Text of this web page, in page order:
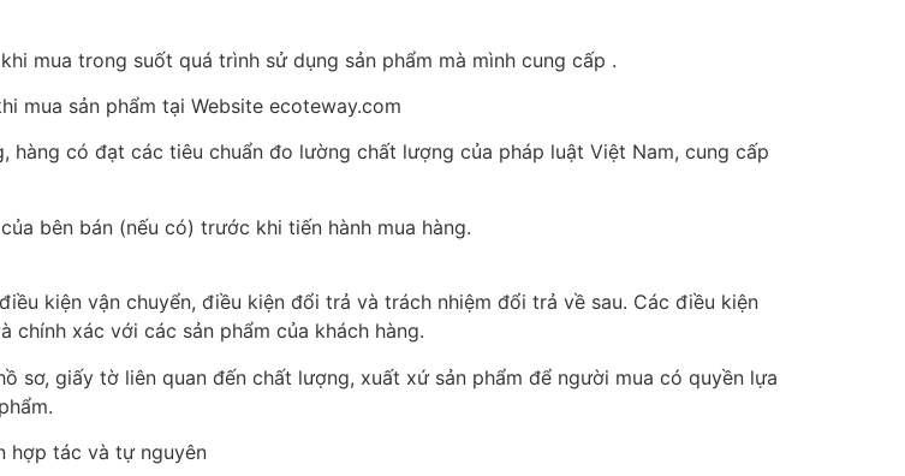
mua trong suốt quá trình sử dụng sản phẩm mà mình cung cấp .
mua sản phẩm tại Website ecoteway.com
có đạt các tiêu chuẩn đo lường chất lượng của pháp luật Việt Nam, cung cấp
bên bán (nếu có) trước khi tiến hành mua hàng.
kiện vận chuyển, điều kiện đổi trả và trách nhiệm đổi trả về sau. Các điều kiện
chính xác với các sản phẩm của khách hàng.
sơ, giấy tờ liên quan đến chất lượng, xuất xứ sản phẩm để người mua có quyền lựa
hợp tác và tự nguyên